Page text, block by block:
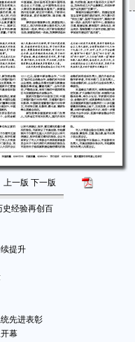
上一版 下一版
史经验再创百
提升
先进表彰
幕